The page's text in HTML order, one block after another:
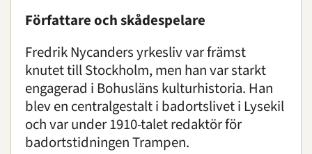
Författare och skådespelare
Fredrik Nycanders yrkesliv var främst
knutet till Stockholm, men han var starkt
engagerad i Bohusläns kulturhistoria. Han
blev en centralgestalt i badortslivet i Lysekil
och var under 1910-talet redaktör för
badortstidningen Trampen.